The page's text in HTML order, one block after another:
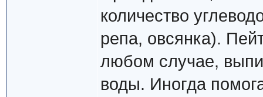
количество
репа, овсянка).
любом случае,
воды. Иногда